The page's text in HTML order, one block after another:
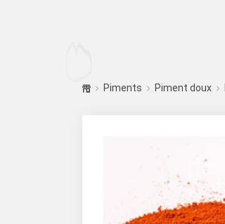
Piments Piment doux